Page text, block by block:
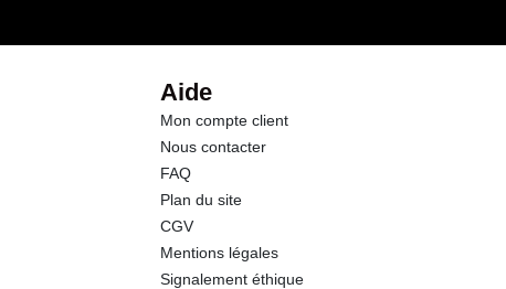
Aide
Mon compte client
Nous contacter
FAQ
Plan du site
CGV
Mentions légales
Signalement éthique